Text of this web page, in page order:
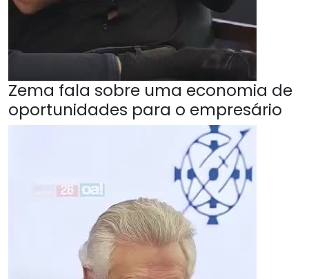
Zema fala sobre uma economia de
oportunidades para o empresário